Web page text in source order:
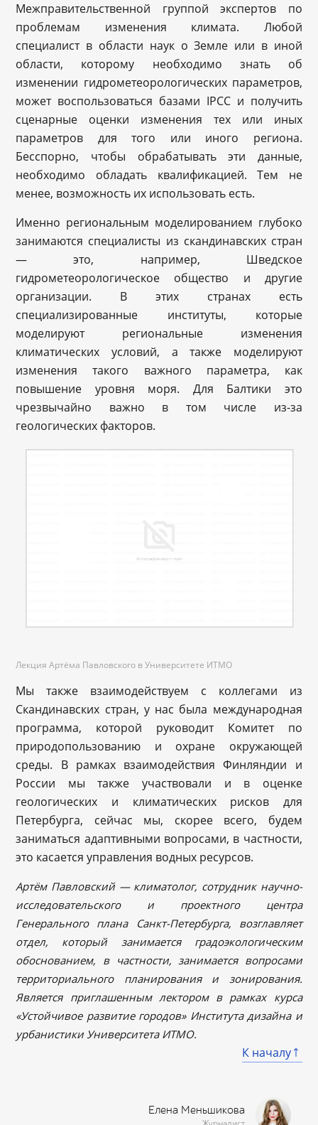
Межправительственной группой экспертов по
проблемам изменения климата. Любой
специалист в области наук о Земле или в иной
области, которому необходимо знать об
изменении гидрометеорологических параметров,
может воспользоваться базами IPCC и получить
сценарные оценки изменения тех или иных
параметров для того или иного региона.
Бесспорно, чтобы обрабатывать эти данные,
необходимо обладать квалификацией. Тем не
менее, возможность их использовать есть.
Именно региональным моделированием глубоко
занимаются специалисты из скандинавских стран
— это, например, Шведское
гидрометеорологическое общество и другие
организации. В этих странах есть
специализированные институты, которые
моделируют региональные изменения
климатических условий, а также моделируют
изменения такого важного параметра, как
повышение уровня моря. Для Балтики это
чрезвычайно важно в том числе из-за
геологических факторов.
Лекция Артёма Павловского в Университете ИТМО
Мы также взаимодействуем с коллегами из
Скандинавских стран, у нас была международная
программа, которой руководит Комитет по
природопользованию и охране окружающей
среды. В рамках взаимодействия Финляндии и
России мы также участвовали и в оценке
геологических и климатических рисков для
Петербурга, сейчас мы, скорее всего, будем
заниматься адаптивными вопросами, в частности,
это касается управления водных ресурсов.
Артём Павловский — климатолог, сотрудник научно-
исследовательского и проектного центра
Генерального плана Санкт-Петербурга, возглавляет
отдел, который занимается градоэкологическим
обоснованием, в частности, занимается вопросами
территориального планирования и зонирования.
Является приглашенным лектором в рамках курса
«Устойчивое развитие городов» Института дизайна и
урбанистики Университета ИТМО.
К началу
Елена Меньшикова